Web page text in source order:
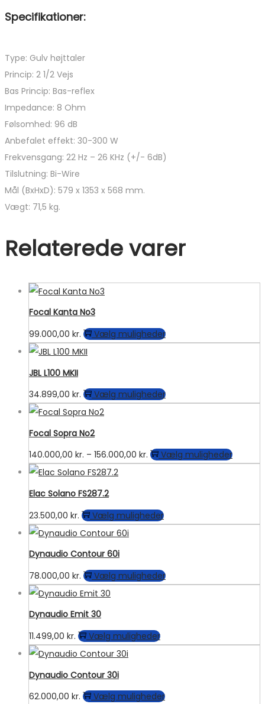
Specifikationer:
Type: Gulv højttaler
Princip: 2 1/2 Vejs
Bas Princip: Bas-reflex
Impedance: 8 Ohm
Følsomhed: 96 dB
Anbefalet effekt: 30-300 W
Frekvensgang: 22 Hz – 26 KHz (+/- 6dB)
Tilslutning: Bi-Wire
Mål (BxHxD): 579 x 1353 x 568 mm.
Vægt: 71,5 kg.
Relaterede varer
Focal Kanta No3
99.000,00 kr. Vælg mulighederDette
varianter.
vælges
på
JBL L100 MKII
34.899,00 kr. Vælg mulighederDette
varianter.
på
Focal Sopra No2
140.000,00 kr. – 156.000,00 kr. Prisinterval:
Vælg mulighederDette
på
Elac Solano FS287.2
23.500,00 kr. Vælg mulighederDette
varianter.
på
Dynaudio Contour 60i
78.000,00 kr. Vælg mulighederDette
Dynaudio Emit 30
11.499,00 kr. Vælg mulighederDette
varianter.
Dynaudio Contour 30i
62.000,00 kr. Vælg mulighederDette